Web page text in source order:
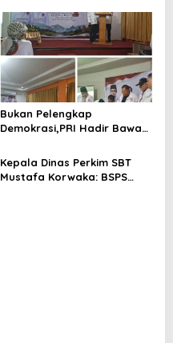
Akui Lontarkan Ancaman
Pada Keluarga Wartawan
Bukan Pelengkap
Demokrasi,PRI Hadir Bawa
Kesehatan Rakyat, Kami
Hadir Selesaikan Masalah
Kepala Dinas Perkim SBT
Mustafa Korwaka: BSPS